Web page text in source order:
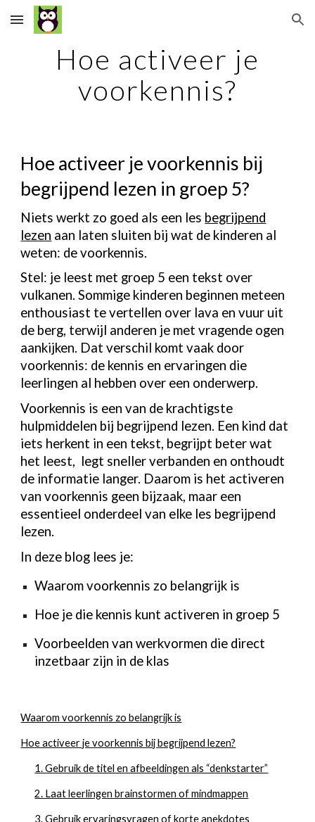
Skip to main content Skip to navigation
Hoe activeer je
voorkennis?
Hoe activeer je voorkennis bij
begrijpend lezen in groep 5?
Niets werkt zo goed als een les begrijpend
lezen aan laten sluiten bij wat de kinderen al
weten: de voorkennis.
Stel: je leest met groep 5 een tekst over
vulkanen. Sommige kinderen beginnen meteen
enthousiast te vertellen over lava en vuur uit
de berg, terwijl anderen je met vragende ogen
aankijken. Dat verschil komt vaak door
voorkennis: de kennis en ervaringen die
leerlingen al hebben over een onderwerp.
Voorkennis is een van de krachtigste
hulpmiddelen bij begrijpend lezen. Een kind dat
iets herkent in een tekst, begrijpt beter wat
het leest, legt sneller verbanden en onthoudt
de informatie langer. Daarom is het activeren
van voorkennis geen bijzaak, maar een
essentieel onderdeel van elke les begrijpend
lezen.
In deze blog lees je:
Waarom voorkennis zo belangrijk is
Hoe je die kennis kunt activeren in groep 5
Voorbeelden van werkvormen die direct
inzetbaar zijn in de klas
Waarom voorkennis zo belangrijk is
Hoe activeer je voorkennis bij begrijpend lezen?
1. Gebruik de titel en afbeeldingen als “denkstarter”
2. Laat leerlingen brainstormen of mindmappen
3. Gebruik ervaringsvragen of korte anekdotes